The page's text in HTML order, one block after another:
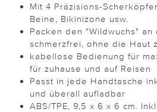
Mit 4 Präzisions-
Beine, Bikinizone usw.
Packen den "Wildwuchs"
schmerzfrei, ohne die Haut
kabellose Bedienung für
für zuhause und auf Reisen
Passt in jede Handtasche
und überall aufladbar
ABS/TPE, 9,5 x 6 x 6 cm.